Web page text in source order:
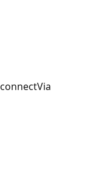
connectVia